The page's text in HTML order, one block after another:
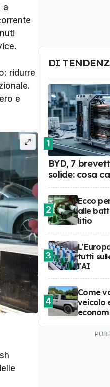
a
ridurre
e
DI
1
BYD, 7
solide: cosa
2
Ecco
alle
litio
3
tutti
l'AI
4
Come
veicolo